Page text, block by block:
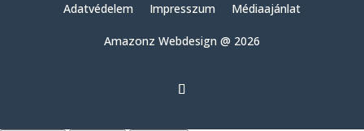
Adatvédelem Impresszum Médiaajánlat
Amazonz Webdesign @ 2026